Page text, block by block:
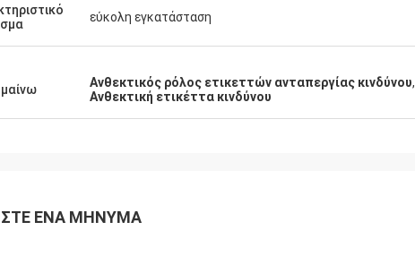
εύκολη εγκατάσταση
Ανθεκτικός ρόλος ετικεττών ανταπεργίας κινδύνου,
Ανθεκτική ετικέττα κινδύνου
ΈΝΑ ΜΉΝΥΜΑ